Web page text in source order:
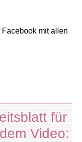
mit allen
für
Video: